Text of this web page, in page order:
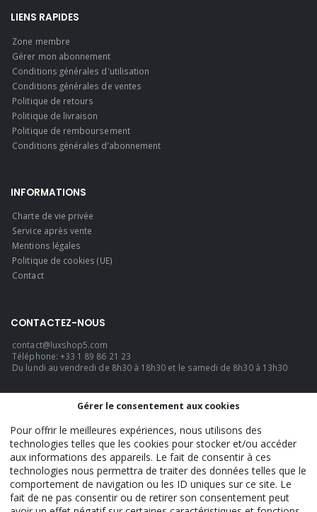
LIENS RAPIDES
Zone membre
Gérer mon abonnement
Conditions générales d'utilisation
Conditions générales de ventes
Politique de retours
Politique de livraison
Politique de remboursement
Conditions générales d’abonnement
INFORMATIONS
Charte de vie privée
Service après vente
Mentions légales
Politique de cookies (UE)
Contact
CONTACTEZ-NOUS
contact@luxshop5.com
Téléphone: +33 1 89 86 21 23
Du lundi au vendredi de 8h30 à 18h30 et le samedi de 8h30 à 13h30
LuxShop5 - Official. © 2026. TOUS DROITS RÉSERVÉS.
Gérer le consentement aux cookies
Pour offrir le meilleures expériences, nous utilisons des
technologies telles que les cookies pour stocker et/ou accéder
aux informations des appareils. Le fait de consentir à ces
technologies nous permettra de traiter des données telles que le
comportement de navigation ou les ID uniques sur ce site. Le
fait de ne pas consentir ou de retirer son consentement peut